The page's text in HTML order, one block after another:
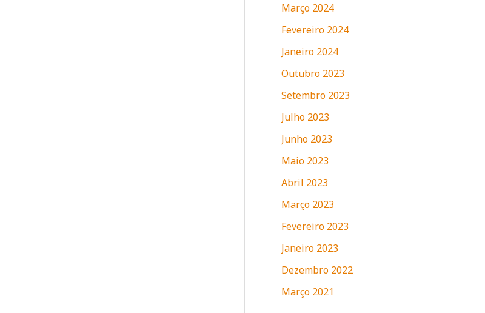
Março 2024
Fevereiro 2024
Janeiro 2024
Outubro 2023
Setembro 2023
Julho 2023
Junho 2023
Maio 2023
Abril 2023
Março 2023
Fevereiro 2023
Janeiro 2023
Dezembro 2022
Março 2021